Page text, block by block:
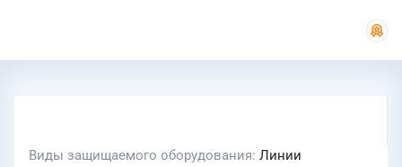
Виды защищаемого оборудования Линии